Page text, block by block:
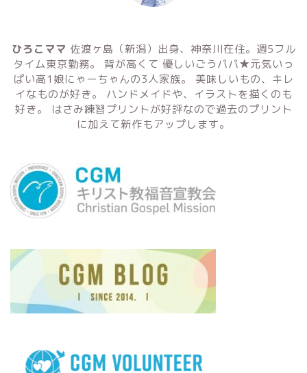
ひろこママ 佐渡ヶ島（新潟）出身、神奈川在住。週5フル
タイム東京勤務。 背が高くて 優しいごうパパ★元気いっ
ぱい高1娘にゃーちゃんの3人家族。 美味しいもの、キレ
イなものが好き。 ハンドメイドや、イラストを描くのも
好き。 はさみ練習プリントが好評なので過去のプリント
に加えて新作もアップします。